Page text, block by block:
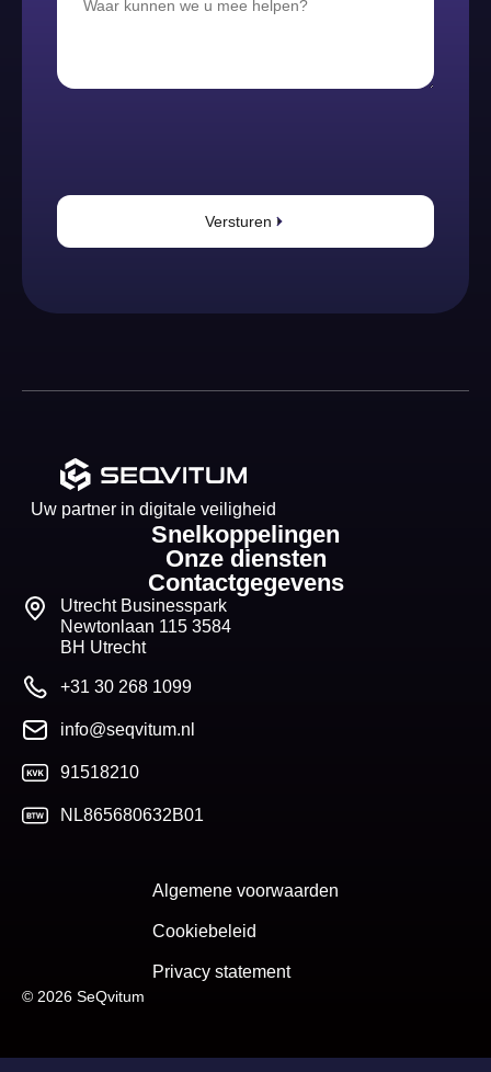
Versturen
Uw partner in digitale veiligheid
Snelkoppelingen
Onze diensten
Contactgegevens
Utrecht Businesspark
Newtonlaan 115 3584
BH Utrecht
+31 30 268 1099
info@seqvitum.nl
91518210
NL865680632B01
© 2026 SeQvitum
Algemene voorwaarden
Cookiebeleid
Privacy statement